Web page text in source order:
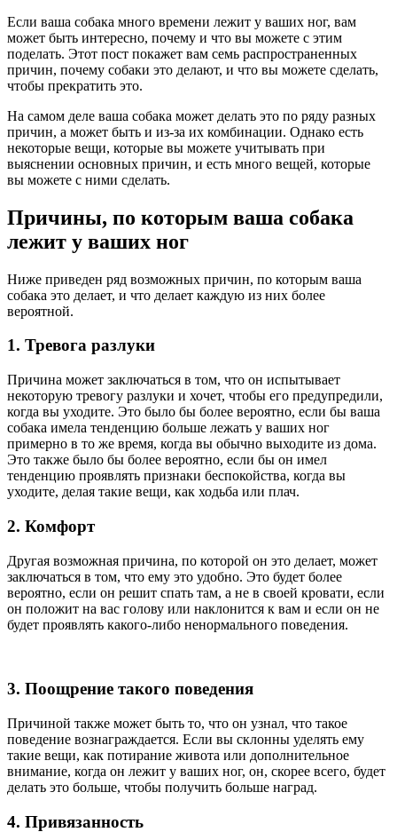
Если ваша собака много времени лежит у ваших ног, вам
может быть интересно, почему и что вы можете с этим
поделать. Этот пост покажет вам семь распространенных
причин, почему собаки это делают, и что вы можете сделать,
чтобы прекратить это.
На самом деле ваша собака может делать это по ряду разных
причин, а может быть и из-за их комбинации. Однако есть
некоторые вещи, которые вы можете учитывать при
выяснении основных причин, и есть много вещей, которые
вы можете с ними сделать.
Причины, по которым ваша собака
лежит у ваших ног
Ниже приведен ряд возможных причин, по которым ваша
собака это делает, и что делает каждую из них более
вероятной.
1. Тревога разлуки
Причина может заключаться в том, что он испытывает
некоторую тревогу разлуки и хочет, чтобы его предупредили,
когда вы уходите. Это было бы более вероятно, если бы ваша
собака имела тенденцию больше лежать у ваших ног
примерно в то же время, когда вы обычно выходите из дома.
Это также было бы более вероятно, если бы он имел
тенденцию проявлять признаки беспокойства, когда вы
уходите, делая такие вещи, как ходьба или плач.
2. Комфорт
Другая возможная причина, по которой он это делает, может
заключаться в том, что ему это удобно. Это будет более
вероятно, если он решит спать там, а не в своей кровати, если
он положит на вас голову или наклонится к вам и если он не
будет проявлять какого-либо ненормального поведения.
3. Поощрение такого поведения
Причиной также может быть то, что он узнал, что такое
поведение вознаграждается. Если вы склонны уделять ему
такие вещи, как потирание живота или дополнительное
внимание, когда он лежит у ваших ног, он, скорее всего, будет
делать это больше, чтобы получить больше наград.
4. Привязанность